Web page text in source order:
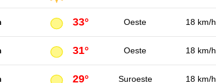
33° Oeste 18 km/h
31° Oeste 18 km/h
29° Suroeste 18 km/h